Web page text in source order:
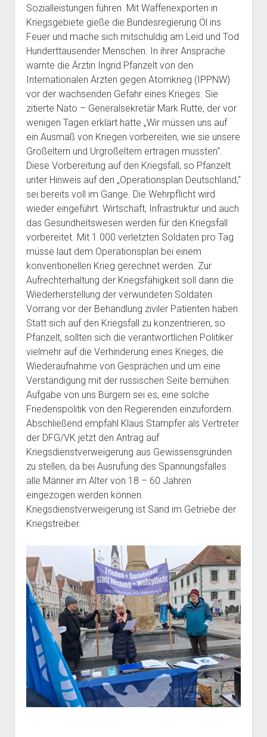
Sozialleistungen führen. Mit Waffenexporten in
Kriegsgebiete gieße die Bundesregierung Öl ins
Feuer und mache sich mitschuldig am Leid und Tod
Hunderttausender Menschen. In ihrer Ansprache
warnte die Ärztin Ingrid Pfanzelt von den
Internationalen Ärzten gegen Atomkrieg (IPPNW)
vor der wachsenden Gefahr eines Krieges. Sie
zitierte Nato – Generalsekretär Mark Rutte, der vor
wenigen Tagen erklärt hatte „Wir müssen uns auf
ein Ausmaß von Kriegen vorbereiten, wie sie unsere
Großeltern und Urgroßeltern ertragen mussten“.
Diese Vorbereitung auf den Kriegsfall, so Pfanzelt
unter Hinweis auf den „Operationsplan Deutschland,“
sei bereits voll im Gange. Die Wehrpflicht wird
wieder eingeführt. Wirtschaft, Infrastruktur und auch
das Gesundheitswesen werden für den Kriegsfall
vorbereitet. Mit 1.000 verletzten Soldaten pro Tag
müsse laut dem Operationsplan bei einem
konventionellen Krieg gerechnet werden. Zur
Aufrechterhaltung der Kriegsfähigkeit soll dann die
Wiederherstellung der verwundeten Soldaten
Vorrang vor der Behandlung ziviler Patienten haben.
Statt sich auf den Kriegsfall zu konzentrieren, so
Pfanzelt, sollten sich die verantwortlichen Politiker
vielmehr auf die Verhinderung eines Krieges, die
Wiederaufnahme von Gesprächen und um eine
Verständigung mit der russischen Seite bemühen.
Aufgabe von uns Bürgern sei es, eine solche
Friedenspolitik von den Regierenden einzufordern.
Abschließend empfahl Klaus Stampfer als Vertreter
der DFG/VK jetzt den Antrag auf
Kriegsdienstverweigerung aus Gewissensgründen
zu stellen, da bei Ausrufung des Spannungsfalles
alle Männer im Alter von 18 – 60 Jahren
eingezogen werden können.
Kriegsdienstverweigerung ist Sand im Getriebe der
Kriegstreiber.